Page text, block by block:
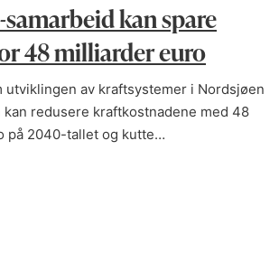
kan spare
48 milliarder euro
utviklingen av kraftsystemer i Nordsjøen
redusere kraftkostnadene med 48
på 2040-tallet og kutte…